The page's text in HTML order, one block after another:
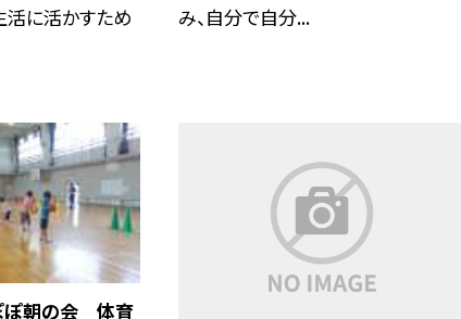
活に活かすため
み、自分で自分...
ぽ朝の会 体育